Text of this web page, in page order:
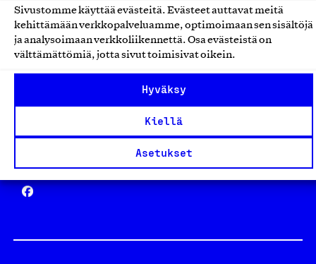
Sivustomme käyttää evästeitä. Evästeet auttavat meitä
kehittämään verkkopalveluamme, optimoimaan sen sisältöjä
ja analysoimaan verkkoliikennettä. Osa evästeistä on
välttämättömiä, jotta sivut toimisivat oikein.
Hyväksy
Kiellä
Asetukset
Avainlippu
Yhteiskunnallinen Yritys -merkki